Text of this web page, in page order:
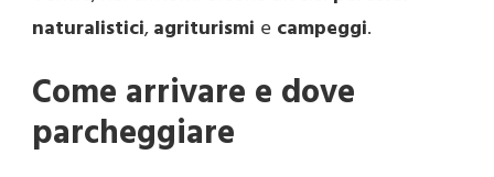
naturalistici,agriturismi e campeggi.
Come arrivare e dove
parcheggiare